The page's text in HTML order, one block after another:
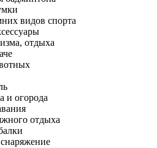
видов спорта
отдыха
и огорода
отдыха